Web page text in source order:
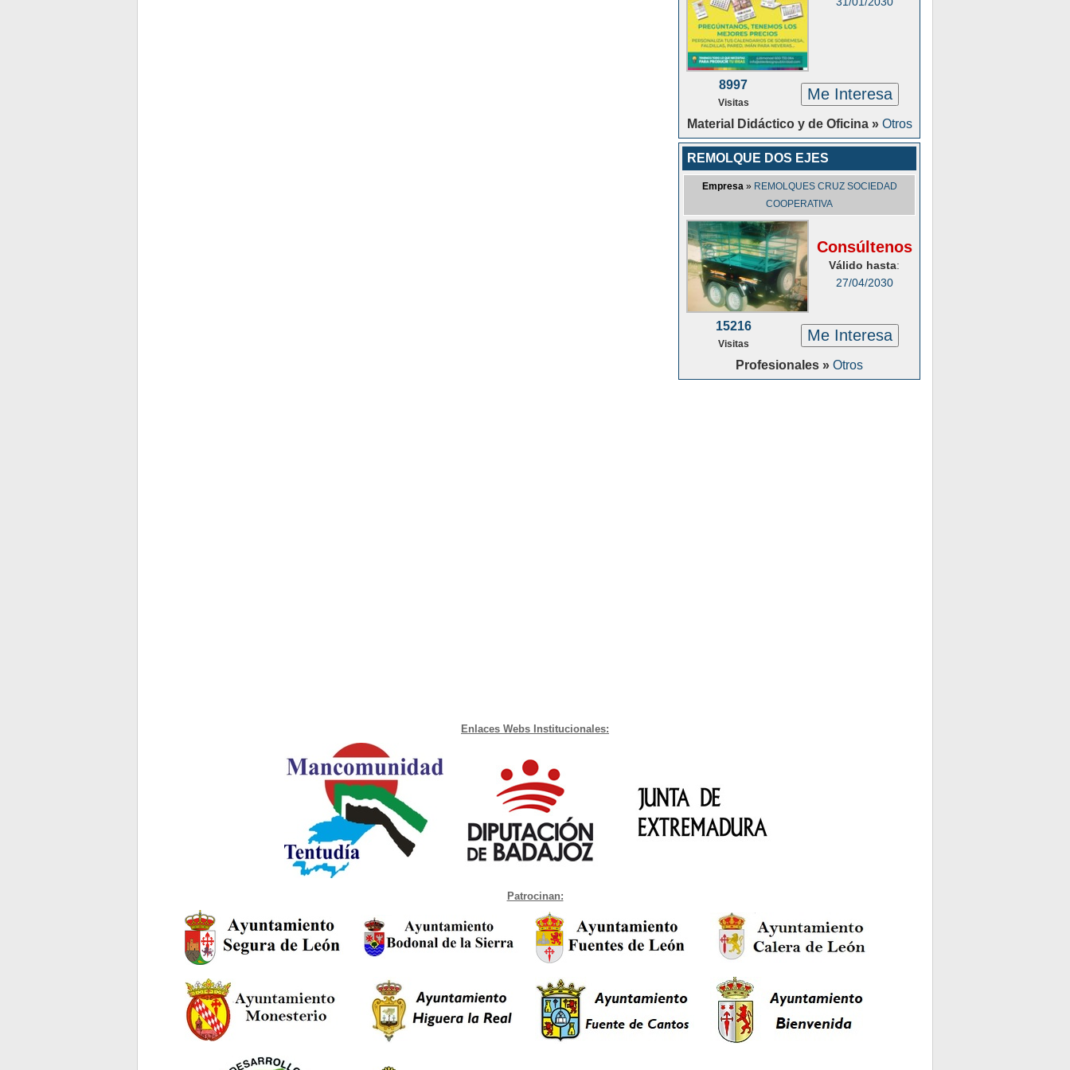
8997
Visitas Me Interesa
Material Didáctico y de Oficina » Otros
REMOLQUE DOS EJES
Empresa» REMOLQUES CRUZ SOCIEDAD
COOPERATIVA
Consúltenos
Válido hasta:
27/04/2030
15216
Visitas Me Interesa
Profesionales » Otros
Enlaces Webs Institucionales:
Patrocinan: